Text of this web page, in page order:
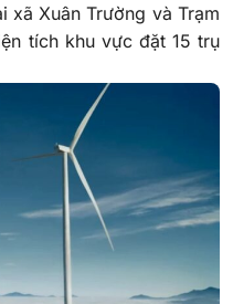
xã Xuân Trường và Trạm
tích khu vực đặt 15 trụ